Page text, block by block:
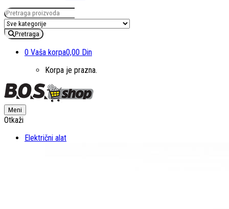
Pretraga za:
Pretraga
0 Vaša korpa0,00 Din
Korpa je prazna.
Meni
Otkaži
Električni alat